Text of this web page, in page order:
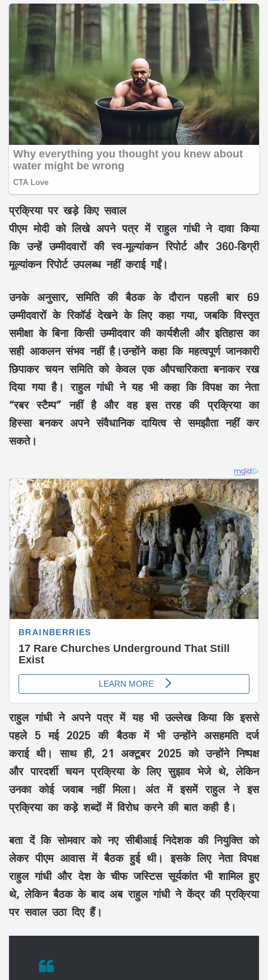
प्रक्रिया पर खड़े किए सवाल
पीएम मोदी को लिखे अपने पत्र में राहुल गांधी ने दावा किया
कि उन्हें उम्मीदवारों की स्व-मूल्यांकन रिपोर्ट और 360-डिग्री
मूल्यांकन रिपोर्ट उपलब्ध नहीं कराई गईं।
उनके अनुसार, समिति की बैठक के दौरान पहली बार 69
उम्मीदवारों के रिकॉर्ड देखने के लिए कहा गया, जबकि विस्तृत
समीक्षा के बिना किसी उम्मीदवार की कार्यशैली और इतिहास का
सही आकलन संभव नहीं है।उन्होंने कहा कि महत्वपूर्ण जानकारी
छिपाकर चयन समिति को केवल एक औपचारिकता बनाकर रख
दिया गया है। राहुल गांधी ने यह भी कहा कि विपक्ष का नेता
“रबर स्टैम्प” नहीं है और वह इस तरह की प्रक्रिया का
हिस्सा बनकर अपने संवैधानिक दायित्व से समझौता नहीं कर
सकते।
राहुल गांधी ने अपने पत्र में यह भी उल्लेख किया कि इससे
पहले 5 मई 2025 की बैठक में भी उन्होंने असहमति दर्ज
कराई थी। साथ ही, 21 अक्टूबर 2025 को उन्होंने निष्पक्ष
और पारदर्शी चयन प्रक्रिया के लिए सुझाव भेजे थे, लेकिन
उनका कोई जवाब नहीं मिला। अंत में इसमें राहुल ने इस
प्रक्रिया का कड़े शब्दों में विरोध करने की बात कही है।
बता दें कि सोमवार को नए सीबीआई निदेशक की नियुक्ति को
लेकर पीएम आवास में बैठक हुई थी। इसके लिए नेता विपक्ष
राहुल गांधी और देश के चीफ जस्टिस सूर्यकांत भी शामिल हुए
थे, लेकिन बैठक के बाद अब राहुल गांधी ने केंद्र की प्रक्रिया
पर सवाल उठा दिए हैं।